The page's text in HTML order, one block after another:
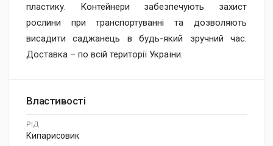
пластику. Контейнери забезпечують захист
рослини при транспортуванні та дозволяють
висадити саджанець в будь-який зручний час.
Доставка – по всій території України.
Властивості
РІД
Кипарисовик